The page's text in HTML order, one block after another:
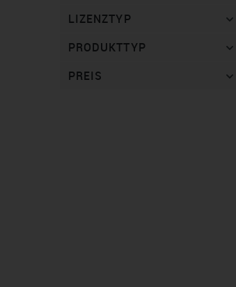
LIZENZTYP
PRODUKTTYP
PREIS